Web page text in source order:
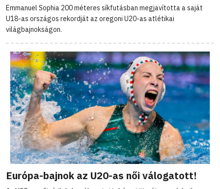
Emmanuel Sophia 200 méteres síkfutásban megjavította a saját
U18-as országos rekordját az oregoni U20-as atlétikai
világbajnokságon.
Európa-bajnok az U20-as női válogatott!